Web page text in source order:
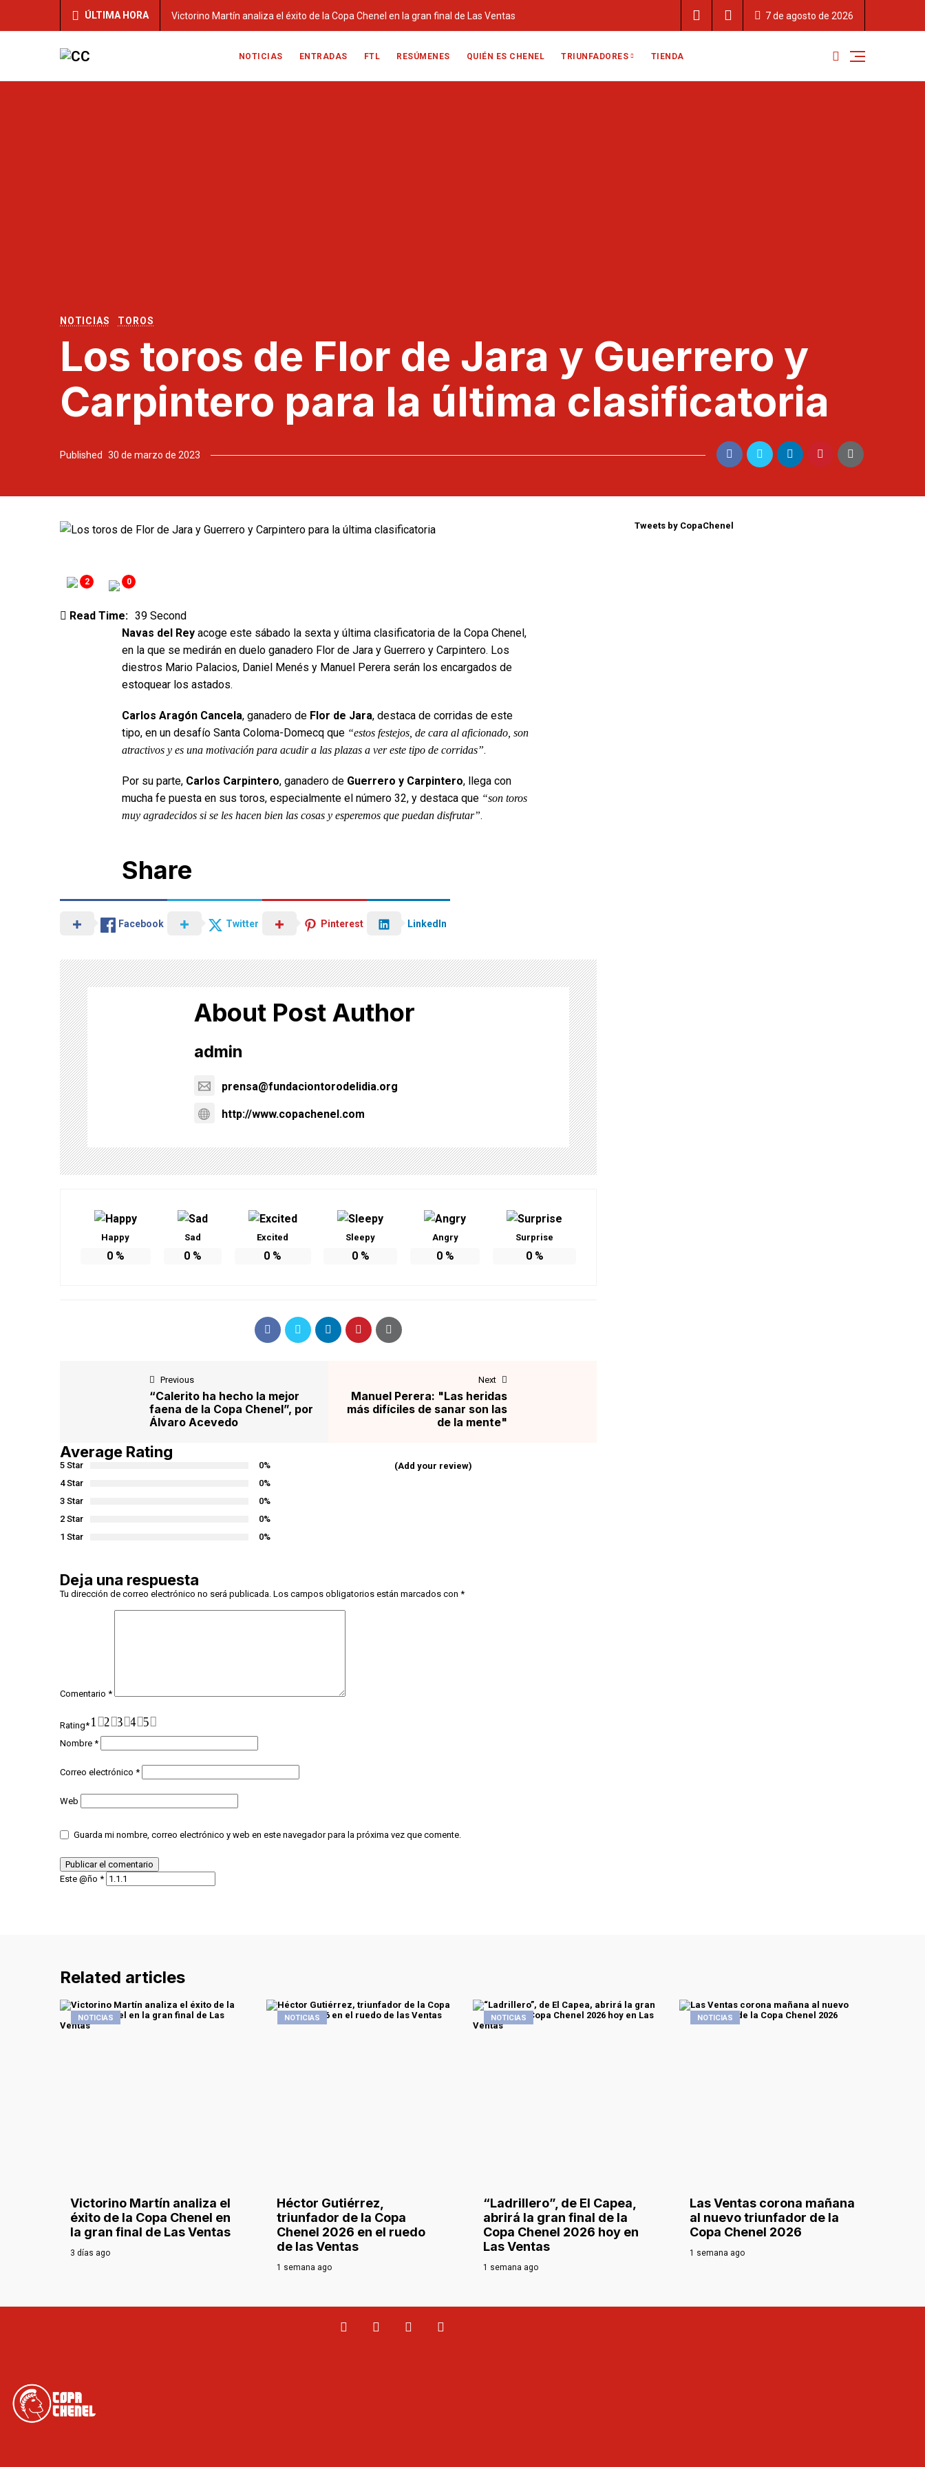
ÚLTIMA HORA Victorino Martín analiza el éxito de la Copa Chenel en la gran final de Las Ventas 7 de agosto de 2026
NOTICIAS ENTRADAS FTL RESÚMENES QUIÉN ES CHENEL TRIUNFADORES TIENDA
NOTICIAS TOROS
Los toros de Flor de Jara y Guerrero y
Carpintero para la última clasificatoria
Published 30 de marzo de 2023
2 0
Read Time: 39 Second
Navas del Rey acoge este sábado la sexta y última clasificatoria de la Copa Chenel,
en la que se medirán en duelo ganadero Flor de Jara y Guerrero y Carpintero. Los
diestros Mario Palacios, Daniel Menés y Manuel Perera serán los encargados de
estoquear los astados.
Carlos Aragón Cancela, ganadero de Flor de Jara, destaca de corridas de este
tipo, en un desafío Santa Coloma-Domecq que “estos festejos, de cara al aficionado, son
atractivos y es una motivación para acudir a las plazas a ver este tipo de corridas”.
Por su parte, Carlos Carpintero, ganadero de Guerrero y Carpintero, llega con
mucha fe puesta en sus toros, especialmente el número 32, y destaca que “son toros
muy agradecidos si se les hacen bien las cosas y esperemos que puedan disfrutar”.
Share
Facebook Twitter Pinterest LinkedIn
About Post Author
admin
prensa@fundaciontorodelidia.org
http://www.copachenel.com
Happy
0%
Sad
0%
Excited
0 %
Sleepy
0%
Angry
0%
Surprise
0%
Previous
“Calerito ha hecho la mejor
faena de la Copa Chenel”, por
Álvaro Acevedo
Next
Manuel Perera: "Las heridas
más difíciles de sanar son las
de la mente"
Average Rating
5 Star
0%
4 Star
0%
3 Star
0%
2 Star
0%
1 Star
0%
(Add your review)
Deja una respuesta
Tu dirección de correo electrónico no será publicada. Los campos obligatorios están marcados con *
Comentario *
Rating* 5
4
3
2
1
Nombre *
Correo electrónico *
Web
Guarda mi nombre, correo electrónico y web en este navegador para la próxima vez que comente.
Este @ño *
Tweets by CopaChenel
Related articles
NOTICIAS
Victorino Martín analiza el
éxito de la Copa Chenel en
la gran final de Las Ventas
3 días ago
NOTICIAS
Héctor Gutiérrez,
triunfador de la Copa
Chenel 2026 en el ruedo
de las Ventas
1 semana ago
NOTICIAS
“Ladrillero”, de El Capea,
abrirá la gran final de la
Copa Chenel 2026 hoy en
Las Ventas
1 semana ago
NOTICIAS
Las Ventas corona mañana
al nuevo triunfador de la
Copa Chenel 2026
1 semana ago